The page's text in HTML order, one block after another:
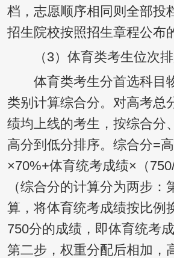
档，志愿顺序相同则全部投
招生院校按照招生章程公布
（3）体育类考生位次排
体育类考生分首选科目
类别计算综合分。对高考总
绩均上线的考生，按综合分
高分到低分排序。综合分=
×70%+体育统考成绩×（
（综合分的计算分为两步：
算，将体育统考成绩按比例
750分的成绩，即体育统考
第二步，权重分配后相加，